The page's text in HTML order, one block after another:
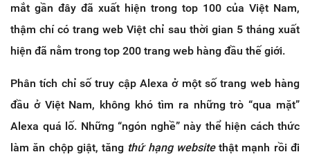
mắt gần đây đã xuất hiện trong top 100 của Việt Nam,
thậm chí có trang web Việt chỉ sau thời gian 5 tháng xuất
hiện đã nằm trong top 200 trang web hàng đầu thế giới.
Phân tích chỉ số truy cập Alexa ở một số trang web hàng
đầu ở Việt Nam, không khó tìm ra những trò “qua mặt”
Alexa quá lố. Những “ngón nghề” này thể hiện cách thức
làm ăn chộp giật, tăng thứ hạng websitethật mạnh rồi đi